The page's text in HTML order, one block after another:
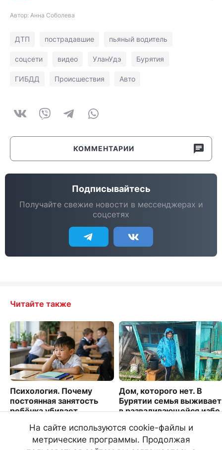
Автор: Анна Соболева
ДТП пострадавшие пьяный водитель
соцсети видео УланУдэ Бурятия
ГИБДД Происшествия Авто
КОММЕНТАРИИ
Подписывайтесь
Получайте свежие новости в мессенджерах и
соцсетях
Читайте также
Психология. Почему
постоянная занятость
ребёнка убивает
Дом, которого нет. В
Бурятии семья выживает
в разваливающейся избе
6173
На сайте используются cookie-файлы и
метрические программы. Продолжая